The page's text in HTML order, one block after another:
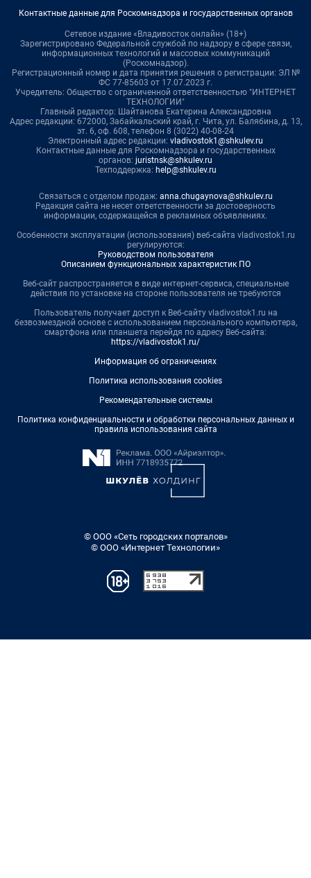
Контактные данные для Роскомнадзора и государственных органов
Сетевое издание «Владивосток онлайн» (18+)
Зарегистрировано Федеральной службой по надзору в сфере связи,
информационных технологий и массовых коммуникаций
(Роскомнадзор).
Регистрационный номер и дата принятия решения о регистрации: ЭЛ №
ФС 77-85603 от 17.07.2023 г.
Учредитель: Общество с ограниченной ответственностью "ИНТЕРНЕТ
ТЕХНОЛОГИИ"
Главный редактор: Шайтанова Екатерина Александровна
Адрес редакции: 672000, Забайкальский край, г. Чита, ул. Балябина, д. 13,
эт. 6, оф. 608, телефон 8 (3022) 40-08-24
Электронный адрес редакции: vladivostok1@shkulev.ru
Контактные данные для Роскомнадзора и государственных
органов: juristnsk@shkulev.ru
Техподдержка: help@shkulev.ru
Связаться с отделом продаж: anna.chugaynova@shkulev.ru
Редакция сайта не несет ответственности за достоверность
информации, содержащейся в рекламных объявлениях.
Особенности эксплуатации (использования) веб-сайта vladivostok1.ru
регулируются:
Руководством пользователя
Описанием функциональных характеристик ПО
Веб-сайт распространяется в виде интернет-сервиса, специальные
действия по установке на стороне пользователя не требуются
Пользователь получает доступ к Веб-сайту vladivostok1.ru на
безвозмездной основе с использованием персонального компьютера,
смартфона или планшета перейдя по адресу Веб-сайта:
https://vladivostok1.ru/
Информация об ограничениях
Политика использования cookies
Рекомендательные системы
Политика конфиденциальности и обработки персональных данных и
правила использования сайта
© ООО «Сеть городских порталов»
© ООО «Интернет Технологии»